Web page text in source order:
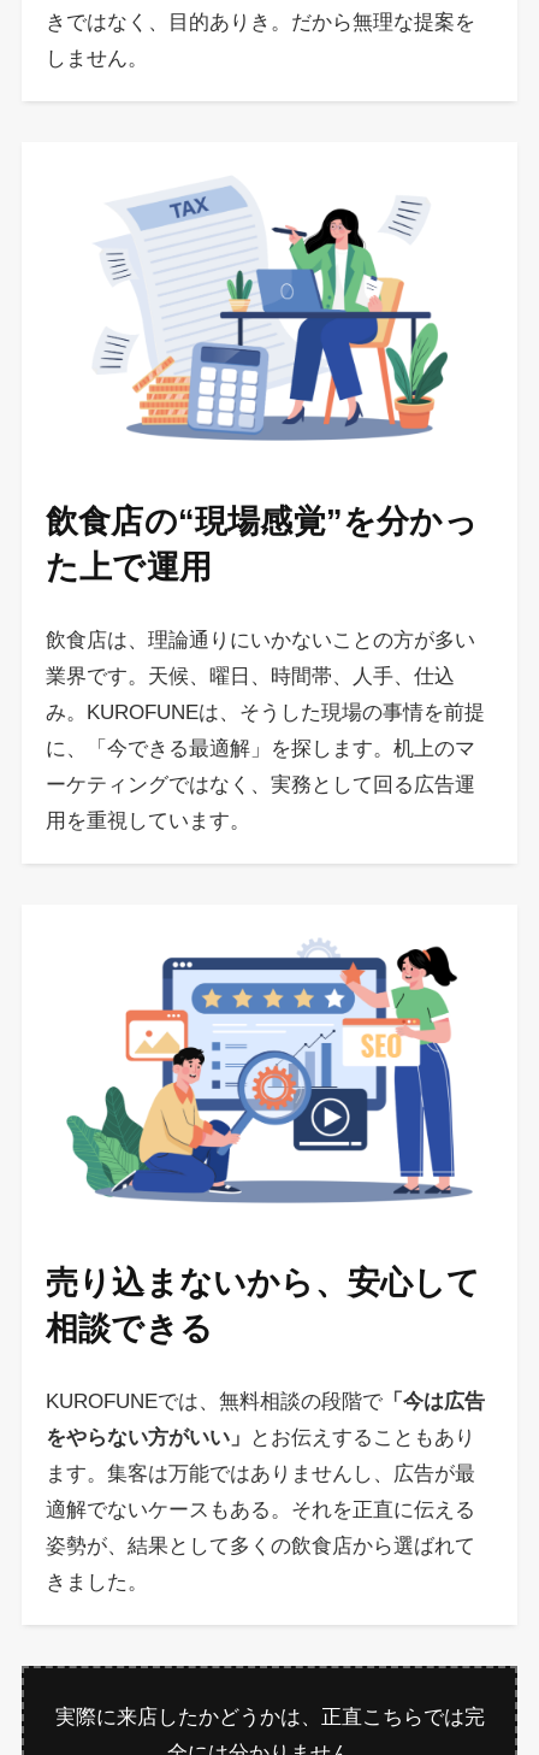
きではなく、目的ありき。だから無理な提案を
しません。
飲食店の“現場感覚”を分かっ
た上で運用
飲食店は、理論通りにいかないことの方が多い
業界です。天候、曜日、時間帯、人手、仕込
み。KUROFUNEは、そうした現場の事情を前提
に、「今できる最適解」を探します。机上のマ
ーケティングではなく、実務として回る広告運
用を重視しています。
売り込まないから、安心して
相談できる
KUROFUNEでは、無料相談の段階で 「今は広告
をやらない方がいい」
とお伝えすることもあり
ます。集客は万能ではありませんし、広告が最
適解でないケースもある。それを正直に伝える
姿勢が、結果として多くの飲食店から選ばれて
きました。
実際に来店したかどうかは、正直こちらでは完